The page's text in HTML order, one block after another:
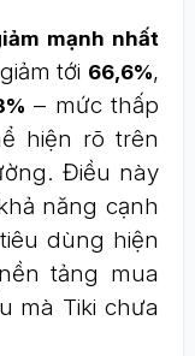
mạnh nhất
tới 66,6%,
– mức thấp
hiện rõ trên
Điều này
năng cạnh
dùng hiện
tảng mua
mà Tiki chưa